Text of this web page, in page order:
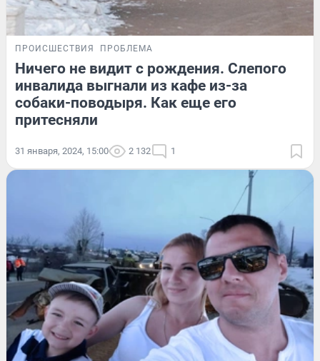
ПРОИСШЕСТВИЯ ПРОБЛЕМА
Ничего не видит с рождения. Слепого
инвалида выгнали из кафе из-за
собаки-поводыря. Как еще его
притесняли
31 января, 2024, 15:00 2 132 1